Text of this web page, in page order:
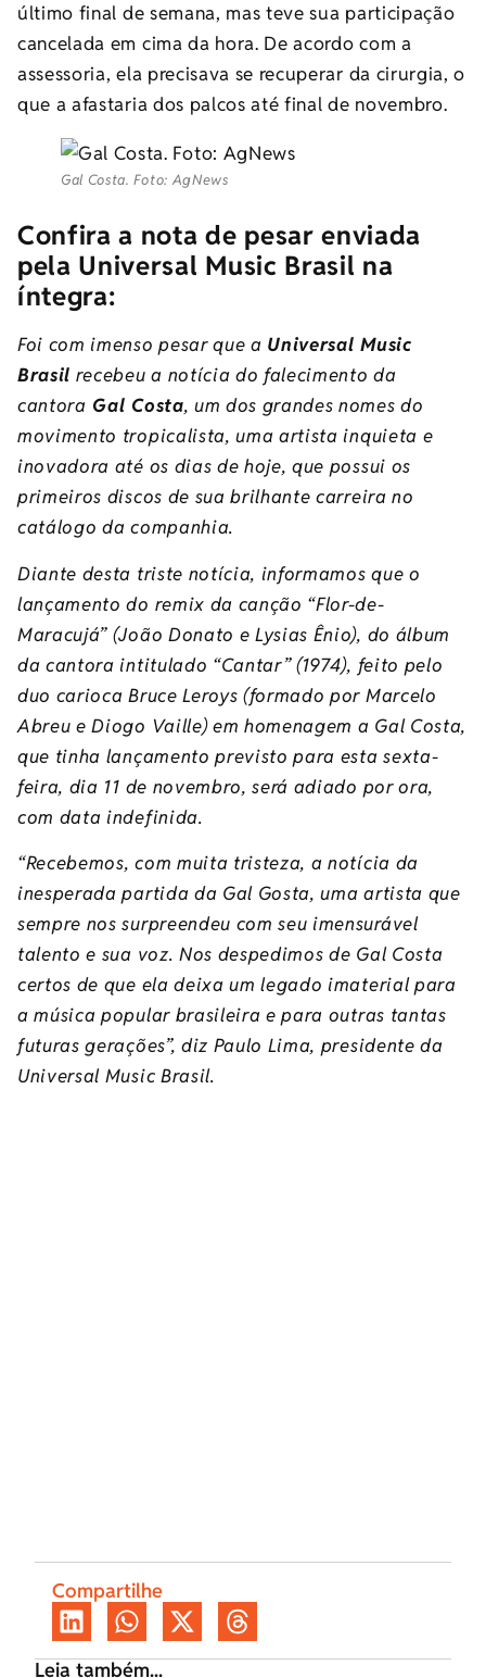
último final de semana, mas teve sua participação
cancelada em cima da hora. De acordo com a
assessoria, ela precisava se recuperar da cirurgia, o
que a afastaria dos palcos até final de novembro.
Gal Costa. Foto: AgNews
Confira a nota de pesar enviada
pela Universal Music Brasil na
íntegra:
Foi com imenso pesar que a Universal Music
Brasil recebeu a notícia do falecimento da
cantora Gal Costa, um dos grandes nomes do
movimento tropicalista, uma artista inquieta e
inovadora até os dias de hoje, que possui os
primeiros discos de sua brilhante carreira no
catálogo da companhia.
Diante desta triste notícia, informamos que o
lançamento do remix da canção “Flor-de-
Maracujá” (João Donato e Lysias Ênio), do álbum
da cantora intitulado “Cantar” (1974), feito pelo
duo carioca Bruce Leroys (formado por Marcelo
Abreu e Diogo Vaille) em homenagem a Gal Costa,
que tinha lançamento previsto para esta sexta-
feira, dia 11 de novembro, será adiado por ora,
com data indefinida.
“Recebemos, com muita tristeza, a notícia da
inesperada partida da Gal Gosta, uma artista que
sempre nos surpreendeu com seu imensurável
talento e sua voz. Nos despedimos de Gal Costa
certos de que ela deixa um legado imaterial para
a música popular brasileira e para outras tantas
futuras gerações”, diz Paulo Lima, presidente da
Universal Music Brasil.
Compartilhe
Leia também...